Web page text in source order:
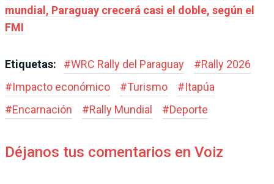
mundial, Paraguay crecerá casi el doble, según el
FMI
Etiquetas: #WRC Rally del Paraguay #Rally 2026
#Impacto económico #Turismo #Itapúa
#Encarnación #Rally Mundial #Deporte
Déjanos tus comentarios en Voiz